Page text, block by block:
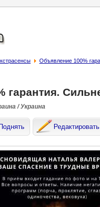
Объявление 100%
гарантия.
/ Украина
Поднять Редактировать